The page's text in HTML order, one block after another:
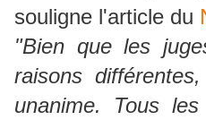
souligne l'article du
"Bien que les
raisons
unanime. Tous